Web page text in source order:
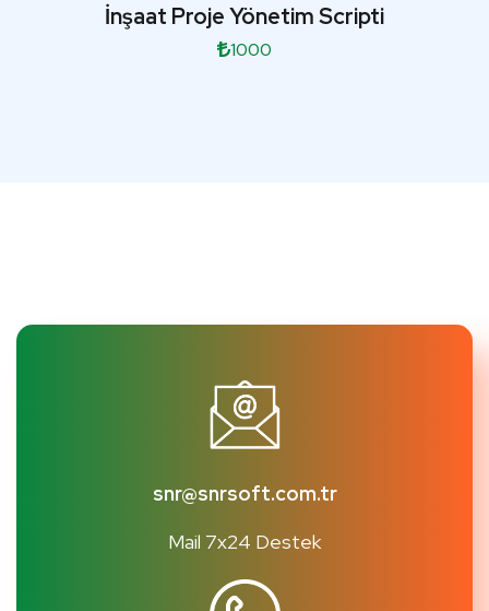
İnşaat Proje Yönetim Scripti
1000
snr@snrsoft.com.tr
Mail 7x24 Destek